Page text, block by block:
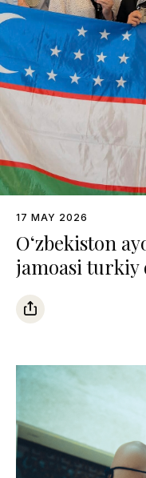
17 MAY 2026
O‘zbekiston
jamoasi turkiy
chempionatda
egalladi